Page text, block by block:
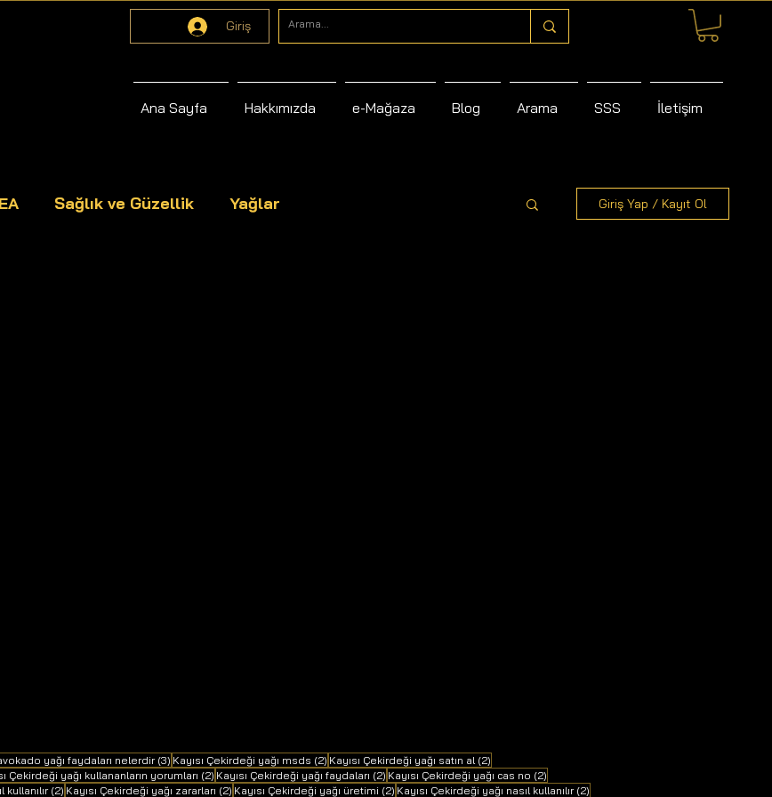
Giriş
Ana Sayfa Hakkımızda e-Mağaza Blog Arama SSS İletişim
Sağlık ve Güzellik Yağlar Giriş Yap / Kayıt Ol
yazı yağı faydaları nelerdir (3) 3 yazı
Kayısı Çekirdeği yağı msds (2) 2 yazı
Kayısı Çekirdeği yağı satın al (2)
Çekirdeği yağı kullananların yorumları (2) 2 yazı
Kayısı Çekirdeği yağı faydaları (2) 2 yazı
Kayısı Çekirdeği yağı cas no (2)
kullanılır (2) 2 yazı
Kayısı Çekirdeği yağı zararları (2) 2 yazı
Kayısı Çekirdeği yağı üretimi (2) 2 yazı
Kayısı Çekirdeği yağı nasıl kullanılır (2)